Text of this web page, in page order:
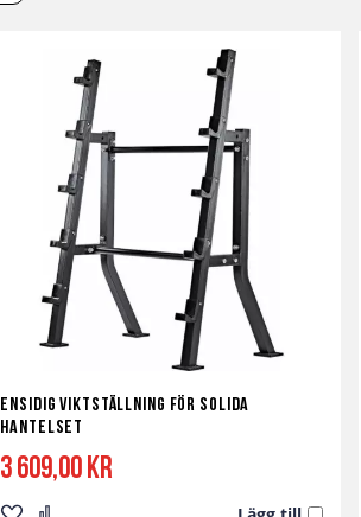
Ensidig Viktställning för Solida
Hantelset
3 609,00 kr